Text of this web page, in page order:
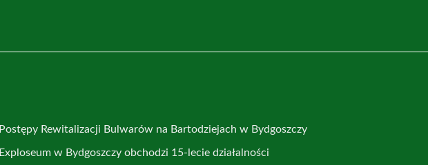
Postępy Rewitalizacji Bulwarów na Bartodziejach w Bydgoszczy
Exploseum w Bydgoszczy obchodzi 15-lecie działalności